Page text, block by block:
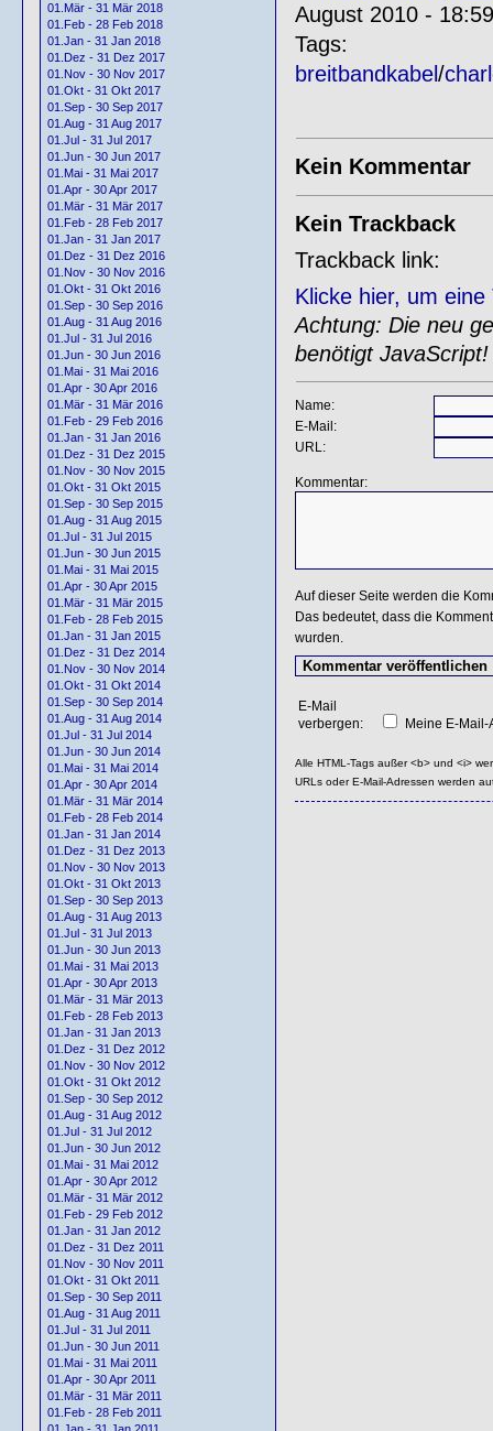
01.Mär - 31 Mär 2018
01.Feb - 28 Feb 2018
01.Jan - 31 Jan 2018
01.Dez - 31 Dez 2017
01.Nov - 30 Nov 2017
01.Okt - 31 Okt 2017
01.Sep - 30 Sep 2017
01.Aug - 31 Aug 2017
01.Jul - 31 Jul 2017
01.Jun - 30 Jun 2017
01.Mai - 31 Mai 2017
01.Apr - 30 Apr 2017
01.Mär - 31 Mär 2017
01.Feb - 28 Feb 2017
01.Jan - 31 Jan 2017
01.Dez - 31 Dez 2016
01.Nov - 30 Nov 2016
01.Okt - 31 Okt 2016
01.Sep - 30 Sep 2016
01.Aug - 31 Aug 2016
01.Jul - 31 Jul 2016
01.Jun - 30 Jun 2016
01.Mai - 31 Mai 2016
01.Apr - 30 Apr 2016
01.Mär - 31 Mär 2016
01.Feb - 29 Feb 2016
01.Jan - 31 Jan 2016
01.Dez - 31 Dez 2015
01.Nov - 30 Nov 2015
01.Okt - 31 Okt 2015
01.Sep - 30 Sep 2015
01.Aug - 31 Aug 2015
01.Jul - 31 Jul 2015
01.Jun - 30 Jun 2015
01.Mai - 31 Mai 2015
01.Apr - 30 Apr 2015
01.Mär - 31 Mär 2015
01.Feb - 28 Feb 2015
01.Jan - 31 Jan 2015
01.Dez - 31 Dez 2014
01.Nov - 30 Nov 2014
01.Okt - 31 Okt 2014
01.Sep - 30 Sep 2014
01.Aug - 31 Aug 2014
01.Jul - 31 Jul 2014
01.Jun - 30 Jun 2014
01.Mai - 31 Mai 2014
01.Apr - 30 Apr 2014
01.Mär - 31 Mär 2014
01.Feb - 28 Feb 2014
01.Jan - 31 Jan 2014
01.Dez - 31 Dez 2013
01.Nov - 30 Nov 2013
01.Okt - 31 Okt 2013
01.Sep - 30 Sep 2013
01.Aug - 31 Aug 2013
01.Jul - 31 Jul 2013
01.Jun - 30 Jun 2013
01.Mai - 31 Mai 2013
01.Apr - 30 Apr 2013
01.Mär - 31 Mär 2013
01.Feb - 28 Feb 2013
01.Jan - 31 Jan 2013
01.Dez - 31 Dez 2012
01.Nov - 30 Nov 2012
01.Okt - 31 Okt 2012
01.Sep - 30 Sep 2012
01.Aug - 31 Aug 2012
01.Jul - 31 Jul 2012
01.Jun - 30 Jun 2012
01.Mai - 31 Mai 2012
01.Apr - 30 Apr 2012
01.Mär - 31 Mär 2012
01.Feb - 29 Feb 2012
01.Jan - 31 Jan 2012
01.Dez - 31 Dez 2011
01.Nov - 30 Nov 2011
01.Okt - 31 Okt 2011
01.Sep - 30 Sep 2011
01.Aug - 31 Aug 2011
01.Jul - 31 Jul 2011
01.Jun - 30 Jun 2011
01.Mai - 31 Mai 2011
01.Apr - 30 Apr 2011
01.Mär - 31 Mär 2011
01.Feb - 28 Feb 2011
August 2010 - 18:59
Tags:
breitbandkabel/
Kein Kommentar
Kein Trackback
Trackback link:
Klicke hier, um
Achtung: Die neu
benötigt JavaScript!
Name:
E-Mail:
URL:
Kommentar:
Auf dieser Seite werden die
Das bedeutet, dass die
wurden.
E-Mail
verbergen:
Meine E-
Alle HTML-Tags außer <b> und <i>
URLs oder E-Mail-Adressen werden